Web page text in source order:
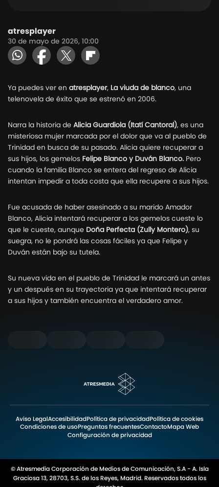
atresplayer
30 de mayo de 2026, 10:00
Ya puedes ver en atresplayer, La viuda de blanco, una
telenovela de éxito que se estrenó en 2006.
Narra la historia de Alicia Guardiola (Itatí Cantoral), es una
misteriosa mujer marcada por el dolor que va al pueblo de
Trinidad en busca de su pasado. Alicia quiere recuperar a
sus hijos, los gemelos Felipe Blanco y Duván Blanco. Pero
cuando la familia Blanco se entera del regreso de Alicia
intentan impedir a toda costa que ella recupere a sus hijos.
Fue acusada de haber asesinado a su marido Amador
Blanco, Alicia intentará recuperar a los gemelos cueste lo
que le cueste, aunque Doña Perfecta (Zully Montero), su
suegra, no le pondrá las cosas fáciles ya que Felipe y
Duván están bajo su tutela.
Su nueva vida en el pueblo de Trinidad le marcará un antes
y un después en su trayectoria ya que intentará recuperar
a sus hijos y también encuentra el verdadero amor.
Aviso LegalAccesibilidadPolítica de privacidadPolítica de cookies
Condiciones de usoPreguntas frecuentesContactoMapa Web
Configuración de privacidad
© Atresmedia Corporación de Medios de Comunicación, S.A - A. Isla
Graciosa 13, 28703, S.S. de los Reyes, Madrid. Reservados todos los